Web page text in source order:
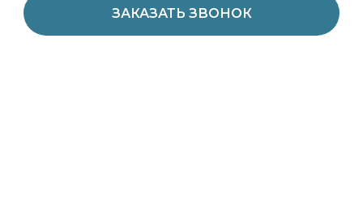
ЗАКАЗАТЬ ЗВОНОК